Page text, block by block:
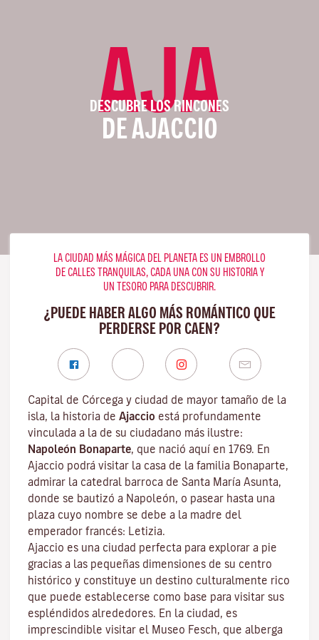
AJA
DESCUBRE LOS RINCONES
DE AJACCIO
LA CIUDAD MÁS MÁGICA DEL PLANETA ES UN EMBROLLO
DE CALLES TRANQUILAS, CADA UNA CON SU HISTORIA Y
UN TESORO PARA DESCUBRIR.
¿PUEDE HABER ALGO MÁS ROMÁNTICO QUE
PERDERSE POR CAEN?
Capital de Córcega y ciudad de mayor tamaño de la
isla, la historia de Ajaccio está profundamente
vinculada a la de su ciudadano más ilustre:
Napoleón Bonaparte, que nació aquí en 1769. En
Ajaccio podrá visitar la casa de la familia Bonaparte,
admirar la catedral barroca de Santa María Asunta,
donde se bautizó a Napoleón, o pasear hasta una
plaza cuyo nombre se debe a la madre del
emperador francés: Letizia.
Ajaccio es una ciudad perfecta para explorar a pie
gracias a las pequeñas dimensiones de su centro
histórico y constituye un destino culturalmente rico
que puede establecerse como base para visitar sus
espléndidos alrededores. En la ciudad, es
imprescindible visitar el Museo Fesch, que alberga